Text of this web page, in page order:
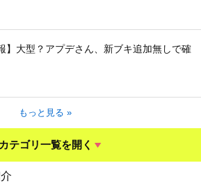
】大型？アプデさん、新ブキ追加無しで確
もっと見る »
カテゴリ一覧を開く